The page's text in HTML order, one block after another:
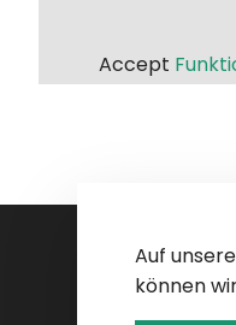
Accept
Auf
können